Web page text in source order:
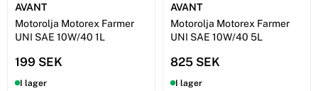
AVANT
Motorolja Motorex Farmer
UNI SAE 10W/40 1L
199 SEK
I lager
AVANT
Motorolja Motorex Farmer
UNI SAE 10W/40 5L
825 SEK
I lager